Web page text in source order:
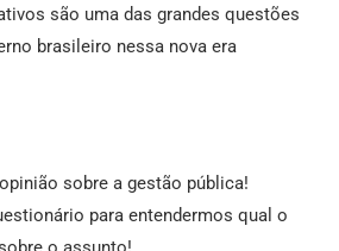
são uma das grandes questões
brasileiro nessa nova era
sobre a gestão pública!
para entendermos qual o